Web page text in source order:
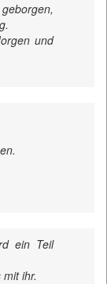
und
ein Teil
ihr.